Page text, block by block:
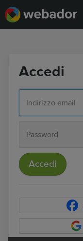
Accedi
Accedi